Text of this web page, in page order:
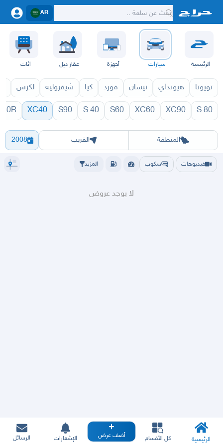
AR
الرئيسية سيارات أجهزة عقار ديل اثاث
تويوتا هيونداي نيسان فورد كيا شيفروليه لكزس
S 80
XC90
XC60
S60
S 40
S90
XC40
60R
المنطقة
الرياض الشرقيهجده الطايف حائلأبها عسيرالباحة
القريب 2008
XC40 1970
فيديوهات سكوب المزيد
لا يوجد عروض
الرئيسية كل الأقسام أضف عرض الإشعارات الرسائل